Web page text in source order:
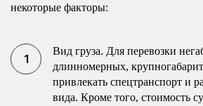
некоторые факторы:
Вид груза. Для перевозки
длинномерных,
привлекать спецтранспорт и
вида. Кроме того, стоимость